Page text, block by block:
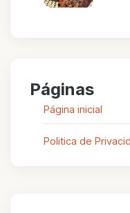
Páginas
Página inicial
Politica de